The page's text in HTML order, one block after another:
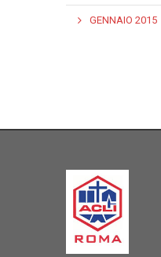
GENNAIO 2015